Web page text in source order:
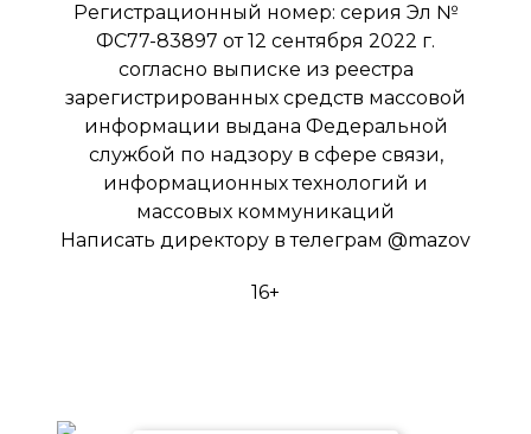
Регистрационный номер: серия Эл №
ФС77-83897 от 12 сентября 2022 г.
согласно выписке из реестра
зарегистрированных средств массовой
информации выдана Федеральной
службой по надзору в сфере связи,
информационных технологий и
массовых коммуникаций
Написать директору в телеграм @mazov
16+